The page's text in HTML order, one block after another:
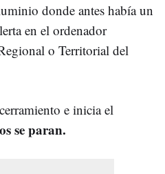
donde antes había un
en el ordenador
o Territorial del
e inicia el
se paran.